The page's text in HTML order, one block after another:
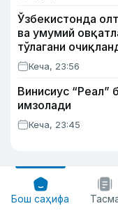
Ўзбекистонда
ва умумий
тўлагани
Кеча, 23:56
Винисиус “Реал”
имзолади
Кеча, 23:45
Бош саҳифа